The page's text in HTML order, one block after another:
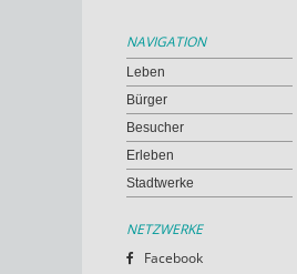
NAVIGATION
Leben
Bürger
Besucher
Erleben
Stadtwerke
NETZWERKE
Facebook